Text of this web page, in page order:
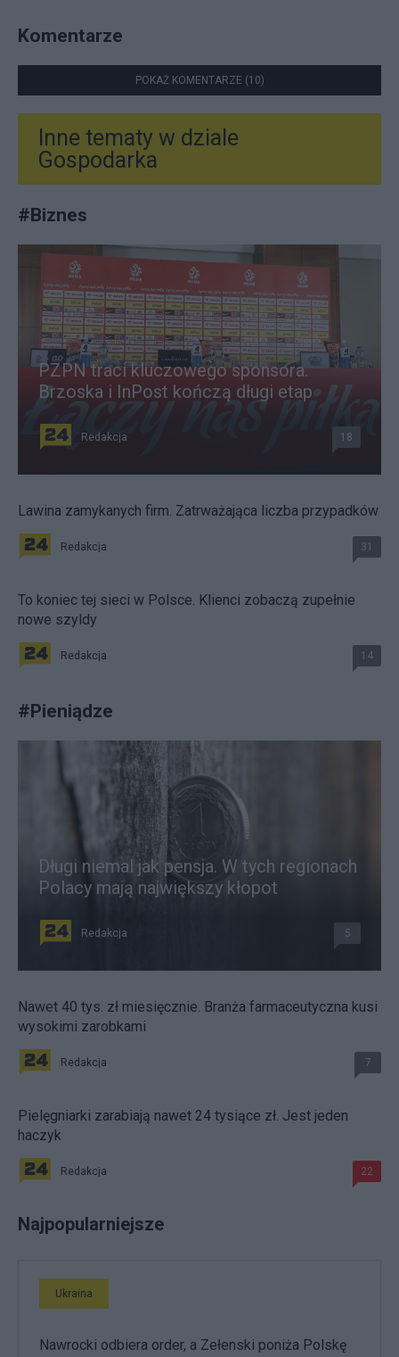
Komentarze
POKAŻ KOMENTARZE (10)
Inne tematy w dziale
Gospodarka
#Biznes
PZPN traci kluczowego sponsora.
Brzoska i InPost kończą długi etap
Redakcja 18
Lawina zamykanych firm. Zatrważająca liczba przypadków
Redakcja 31
To koniec tej sieci w Polsce. Klienci zobaczą zupełnie
nowe szyldy
Redakcja 14
#Pieniądze
Długi niemal jak pensja. W tych regionach
Polacy mają największy kłopot
Redakcja 5
Nawet 40 tys. zł miesięcznie. Branża farmaceutyczna kusi
wysokimi zarobkami
Redakcja 7
Pielęgniarki zarabiają nawet 24 tysiące zł. Jest jeden
haczyk
Redakcja 22
Najpopularniejsze
Ukraina
Nawrocki odbiera order, a Zełenski poniża Polskę